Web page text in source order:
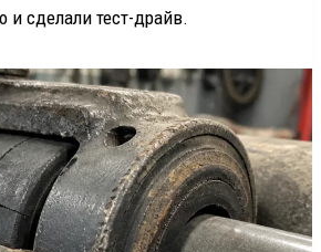
и сделали тест-драйв.